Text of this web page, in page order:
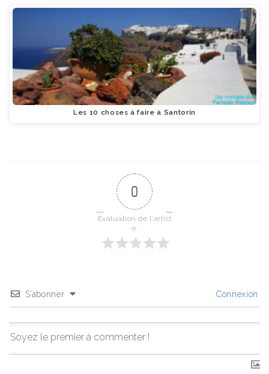
Les 10 choses à faire à Santorin
0
Évaluation de l'articl
e
S’abonner Connexion